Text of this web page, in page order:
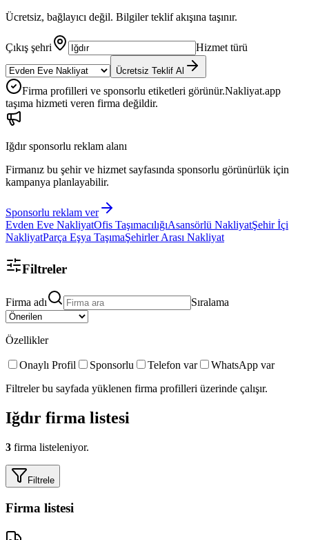
Ücretsiz, bağlayıcı değil. Bilgiler teklif akışına taşınır.
Çıkış şehri Hizmet türü
Ücretsiz Teklif Al
Firma profilleri ve sponsorlu etiketleri görünür.Nakliyat.app
taşıma hizmeti veren firma değildir.
Iğdırsponsorlu reklam alanı
Firmanız bu şehir ve hizmet sayfasında sponsorlu görünürlük için
kampanya planlayabilir.
Sponsorlu reklam ver
Evden Eve NakliyatOfis TaşımacılığıAsansörlü NakliyatŞehir İçi
NakliyatParça Eşya TaşımaŞehirler Arası Nakliyat
Filtreler
Firma adı Sıralama
Özellikler
Onaylı Profil Sponsorlu Telefon var
WhatsApp var
Filtreler bu sayfada yüklenen firma profilleri üzerinde çalışır.
Iğdır firma listesi
3 firma listeleniyor.
Filtrele
Firma listesi